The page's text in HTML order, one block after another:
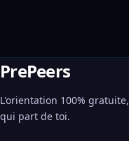
PrePeers
L'orientation 100% gratuite,
qui part de toi.